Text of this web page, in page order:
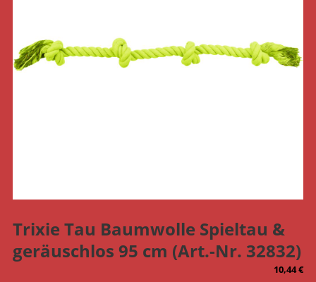
Trixie Tau Baumwolle Spieltau &
geräuschlos 95 cm (Art.-Nr. 32832)
10,44€